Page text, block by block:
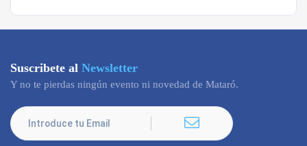
Suscribete al Newsletter
Y no te pierdas ningún evento ni novedad de Mataró.